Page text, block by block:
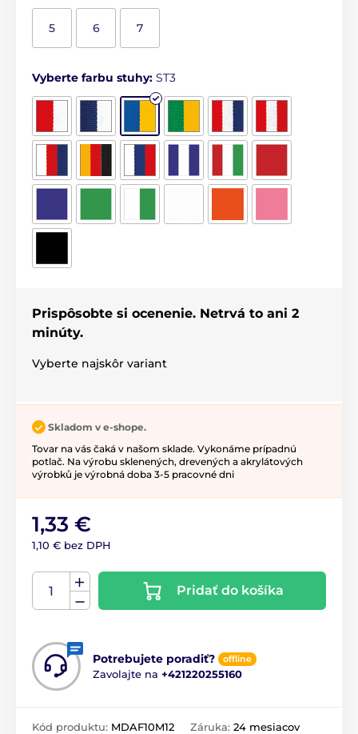
5 6 7
Vyberte farbu stuhy: ST3
Prispôsobte si ocenenie. Netrvá to ani 2
minúty.
Vyberte najskôr variant
Skladom v e-shope.
Tovar na vás čaká v našom sklade. Vykonáme prípadnú
potlač. Na výrobu sklenených, drevených a akrylátových
výrobků je výrobná doba 3-5 pracovné dni
1,33 €
1,10 € bez DPH
Pridať do košíka
Potrebujete poradiť? offline
Zavolajte na +421220255160
Kód produktu: MDAF10M12 Záruka: 24 mesiacov